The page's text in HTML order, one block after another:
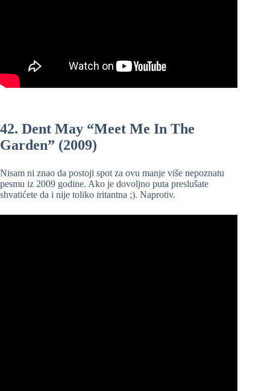
42. Dent May “Meet Me In The
Garden” (2009)
Nisam ni znao da postoji spot za ovu manje više nepoznatu
pesmu iz 2009 godine. Ako je dovoljno puta preslušate
shvatićete da i nije toliko iritantna ;). Naprotiv.